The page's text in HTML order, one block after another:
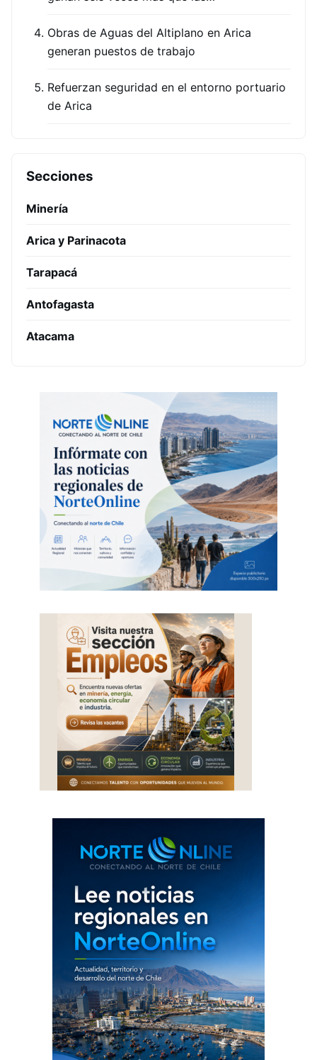
Obras de Aguas del Altiplano en Arica
generan puestos de trabajo
Refuerzan seguridad en el entorno portuario
de Arica
Secciones
Minería
Arica y Parinacota
Tarapacá
Antofagasta
Atacama